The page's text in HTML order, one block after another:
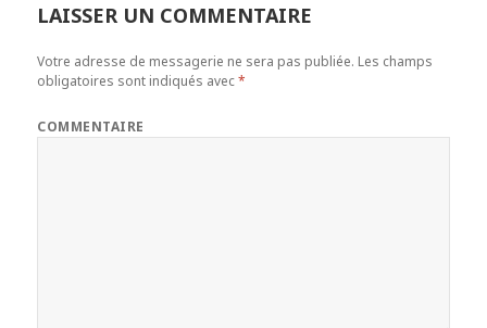
LAISSER UN COMMENTAIRE
Votre adresse de messagerie ne sera pas publiée. Les champs
obligatoires sont indiqués avec*
COMMENTAIRE